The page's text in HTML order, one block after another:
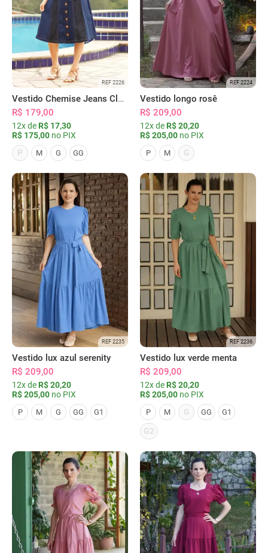
REF 2226
Vestido Chemise Jeans Clássica Serena
R$ 179,00
12x de R$ 17,30
R$ 175,00 no PIX
P
M G GG
REF 2224
Vestido longo rosê
R$ 209,00
12x de R$ 20,20
R$ 205,00 no PIX
P M G
REF 2235
Vestido lux azul serenity
R$ 209,00
12x de R$ 20,20
R$ 205,00 no PIX
P M G GG G1
REF 2236
Vestido lux verde menta
R$ 209,00
12x de R$ 20,20
R$ 205,00 no PIX
P M G GG G1
G2